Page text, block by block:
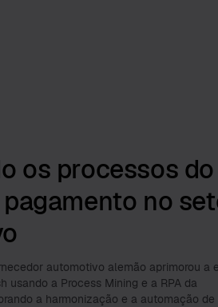
os processos do
no
automotivo alemão aprimorou a
usando a Process Mining e a RPA da
a harmonização e a automação de